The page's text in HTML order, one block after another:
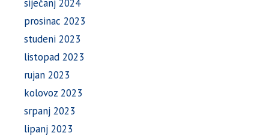
siječanj 2024
prosinac 2023
studeni 2023
listopad 2023
rujan 2023
kolovoz 2023
srpanj 2023
lipanj 2023